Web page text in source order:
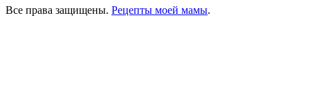
Все права защищены. Рецепты моей мамы.